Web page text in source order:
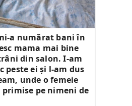
a numărat bani în
mama mai bine
din salon. I-am
peste ei și l-am dus
unde o femeie
pe nimeni de